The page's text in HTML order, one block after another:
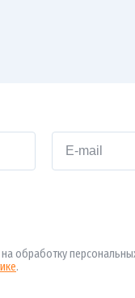
на обработку
.